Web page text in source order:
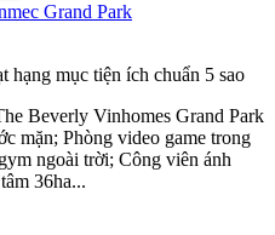
Grand Park
hạng mục tiện ích chuẩn 5 sao
Beverly Vinhomes Grand Park
mặn; Phòng video game trong
ngoài trời; Công viên ánh
36ha...